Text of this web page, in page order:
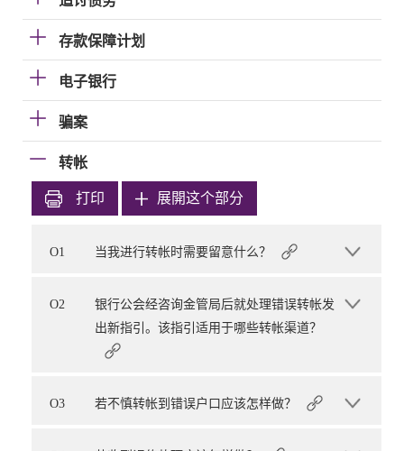
存款保障计划
电子银行
骗案
转帐
打印 展開这个部分
O1 当我进行转帐时需要留意什么？
O2
银行公会经咨询金管局后就处理错误转帐发
出新指引。该指引适用于哪些转帐渠道？
O3 若不慎转帐到错误户口应该怎样做？